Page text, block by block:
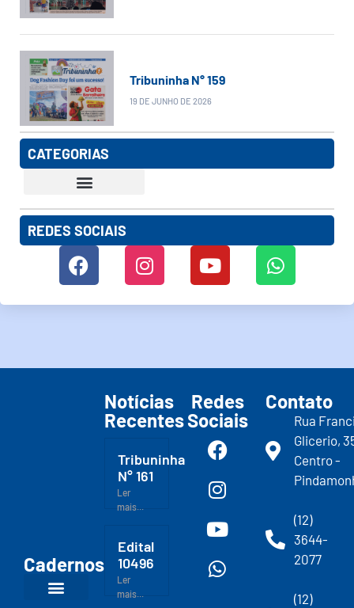
Tribuninha N° 159
19 DE JUNHO DE 2026
CATEGORIAS
REDES SOCIAIS
Cadernos
Notícias
Recentes
Tribuninha
N° 161
Ler
mais...
Edital
10496
Ler
mais...
Redes
Sociais
Contato
Rua
Glicerio,
Centro -
(12)
3644-
2077
(12)